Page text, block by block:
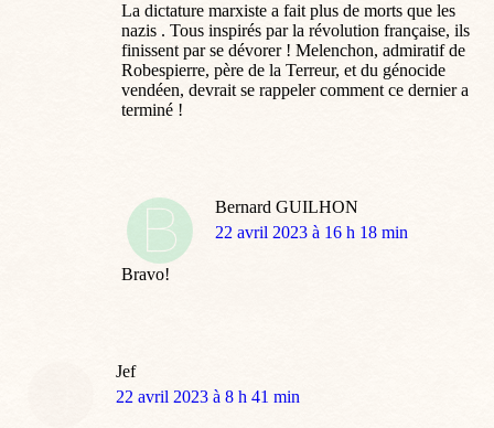
La dictature marxiste a fait plus de morts que les
nazis . Tous inspirés par la révolution française, ils
finissent par se dévorer ! Melenchon, admiratif de
Robespierre, père de la Terreur, et du génocide
vendéen, devrait se rappeler comment ce dernier a
terminé !
Bernard GUILHON
dit
22 avril 2023 à 16 h 18 min
Bravo!
Jef
dit
22 avril 2023 à 8 h 41 min